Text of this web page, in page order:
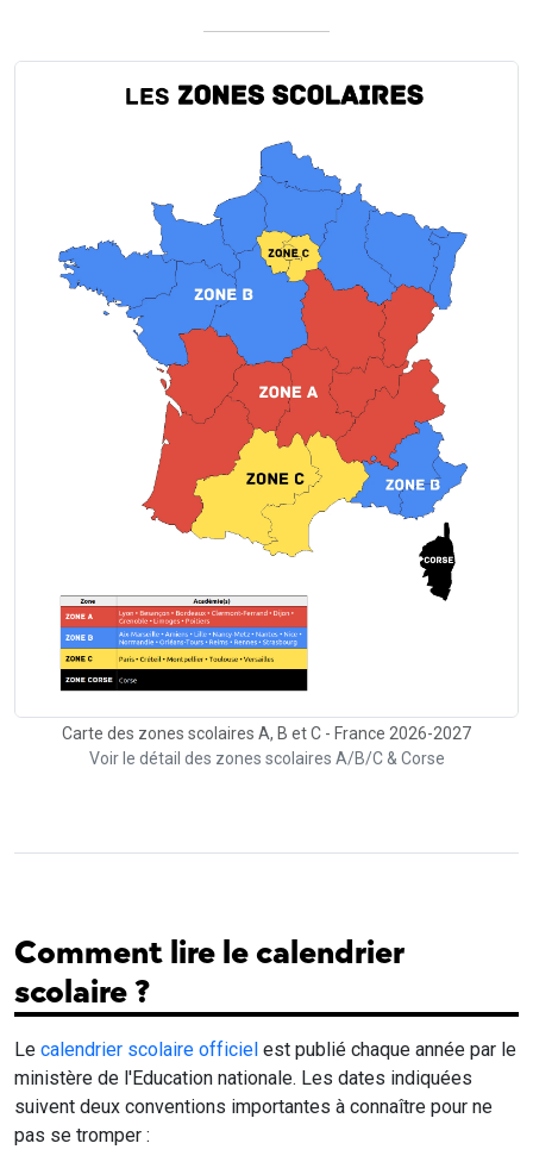
Carte des zones scolaires A, B et C - France 2026-2027
Voir le détail des zones scolaires A/B/C & Corse
Comment lire le calendrier
scolaire ?
Le calendrier scolaire officiel est publié chaque année par le
ministère de l'Education nationale. Les dates indiquées
suivent deux conventions importantes à connaître pour ne
pas se tromper :